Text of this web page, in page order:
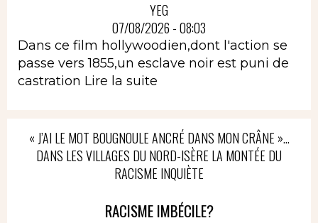
YEG
07/08/2026 - 08:03
Dans ce film hollywoodien,dont l'action se
passe vers 1855,un esclave noir est puni de
castration Lire la suite
« J’AI LE MOT BOUGNOULE ANCRÉ DANS MON CRÂNE »…
DANS LES VILLAGES DU NORD-ISÈRE LA MONTÉE DU
RACISME INQUIÈTE
RACISME IMBÉCILE?